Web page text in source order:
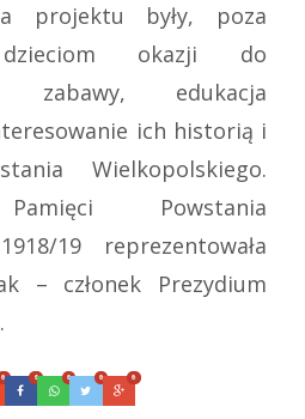
projektu były, poza
dzieciom okazji do
edukacja
ich historią i
Wielkopolskiego.
Powstania
19 reprezentowała
– członek Prezydium
0 0 0 0 0